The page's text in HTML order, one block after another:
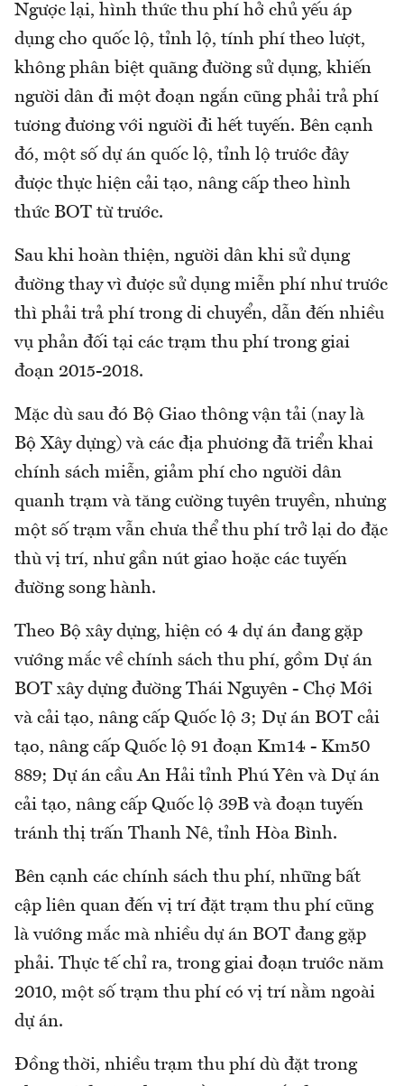
Ngược lại, hình thức thu phí hở chủ yếu áp
dụng cho quốc lộ, tỉnh lộ, tính phí theo lượt,
không phân biệt quãng đường sử dụng, khiến
người dân đi một đoạn ngắn cũng phải trả phí
tương đương với người đi hết tuyến. Bên cạnh
đó, một số dự án quốc lộ, tỉnh lộ trước đây
được thực hiện cải tạo, nâng cấp theo hình
thức BOT từ trước.
Sau khi hoàn thiện, người dân khi sử dụng
đường thay vì được sử dụng miễn phí như trước
thì phải trả phí trong di chuyển, dẫn đến nhiều
vụ phản đối tại các trạm thu phí trong giai
đoạn 2015-2018.
Mặc dù sau đó Bộ Giao thông vận tải (nay là
Bộ Xây dựng) và các địa phương đã triển khai
chính sách miễn, giảm phí cho người dân
quanh trạm và tăng cường tuyên truyền, nhưng
một số trạm vẫn chưa thể thu phí trở lại do đặc
thù vị trí, như gần nút giao hoặc các tuyến
đường song hành.
Theo Bộ xây dựng, hiện có 4 dự án đang gặp
vướng mắc về chính sách thu phí, gồm Dự án
BOT xây dựng đường Thái Nguyên - Chợ Mới
và cải tạo, nâng cấp Quốc lộ 3; Dự án BOT cải
tạo, nâng cấp Quốc lộ 91 đoạn Km14 - Km50
889; Dự án cầu An Hải tỉnh Phú Yên và Dự án
cải tạo, nâng cấp Quốc lộ 39B và đoạn tuyến
tránh thị trấn Thanh Nê, tỉnh Hòa Bình.
Bên cạnh các chính sách thu phí, những bất
cập liên quan đến vị trí đặt trạm thu phí cũng
là vướng mắc mà nhiều dự án BOT đang gặp
phải. Thực tế chỉ ra, trong giai đoạn trước năm
2010, một số trạm thu phí có vị trí nằm ngoài
dự án.
Đồng thời, nhiều trạm thu phí dù đặt trong